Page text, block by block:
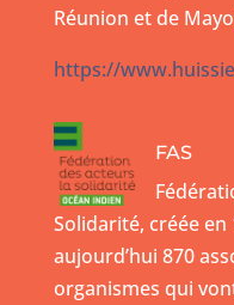
Réunion et de
https://
FAS
Solidarité, créée
aujourd’hui 870
organismes qui